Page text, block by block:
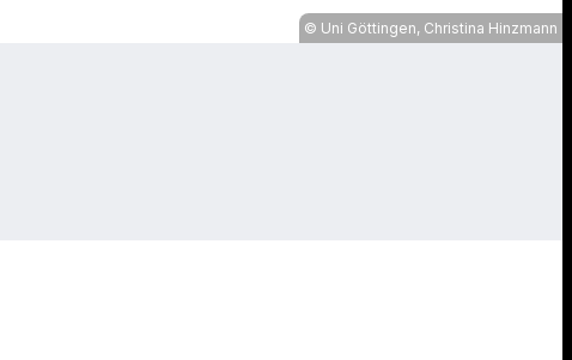
Uni Göttingen, Christina Hinzmann